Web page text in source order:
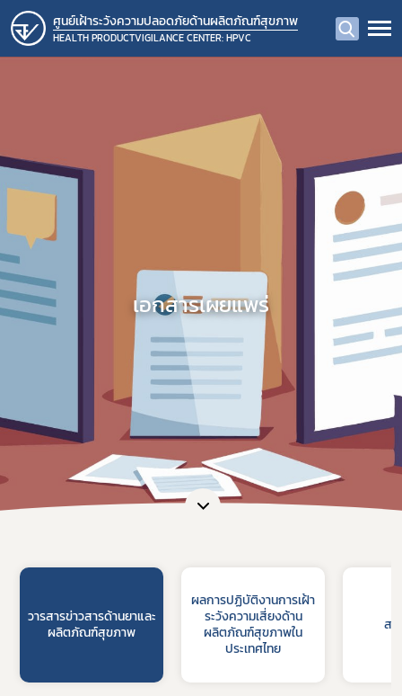
ศูนย์เฝ้าระวังความปลอดภัยด้านผลิตภัณฑ์สุขภาพ
HEALTH PRODUCTVIGILANCE CENTER: HPVC
เอกสารเผยแพร่
วารสารข่าวสารด้านยาและ
ผลิตภัณฑ์สุขภาพ
ผลการปฏิบัติงานการเฝ้า
ระวังความเสี่ยงด้าน
ผลิตภัณฑ์สุขภาพใน
ประเทศไทย
สรุ